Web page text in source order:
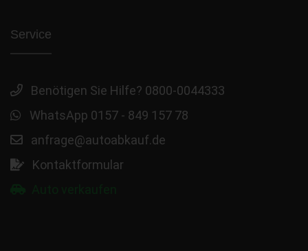
Service
Benötigen Sie Hilfe? 0800-0044333
WhatsApp 0157 - 849 157 78
anfrage@autoabkauf.de
Kontaktformular